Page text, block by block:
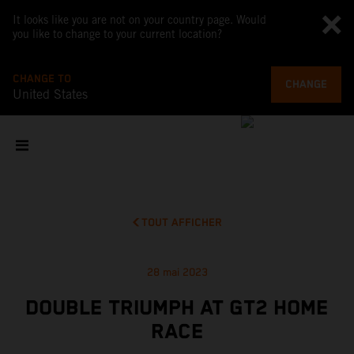
It looks like you are not on your country page. Would
you like to change to your current location?
CHANGE TO
United States
CHANGE
TOUT AFFICHER
28 mai 2023
DOUBLE TRIUMPH AT GT2 HOME
RACE